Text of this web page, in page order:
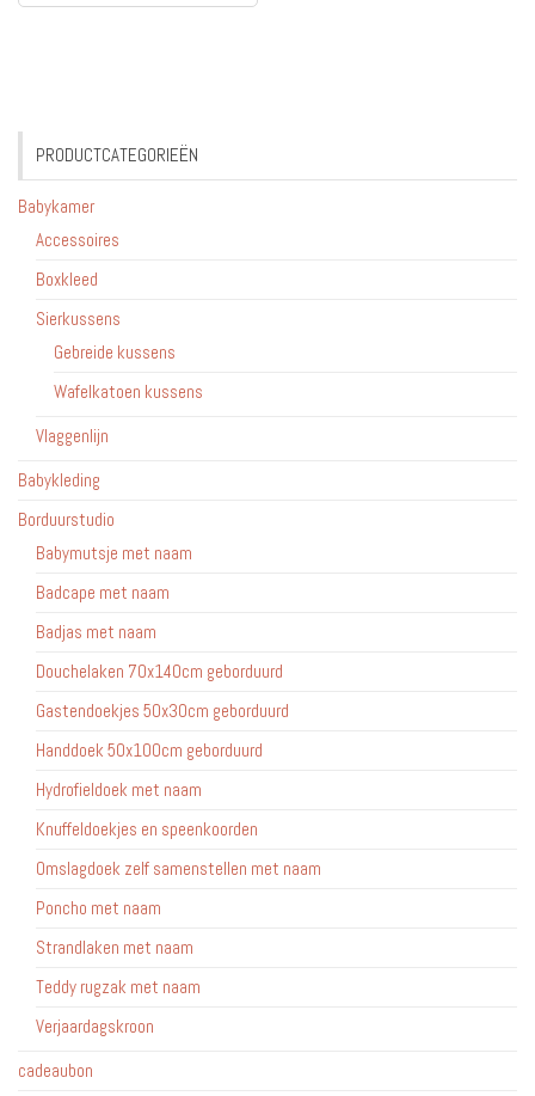
PRODUCTCATEGORIEËN
Babykamer
Accessoires
Boxkleed
Sierkussens
Gebreide kussens
Wafelkatoen kussens
Vlaggenlijn
Babykleding
Borduurstudio
Babymutsje met naam
Badcape met naam
Badjas met naam
Douchelaken 70x140cm geborduurd
Gastendoekjes 50x30cm geborduurd
Handdoek 50x100cm geborduurd
Hydrofieldoek met naam
Knuffeldoekjes en speenkoorden
Omslagdoek zelf samenstellen met naam
Poncho met naam
Strandlaken met naam
Teddy rugzak met naam
Verjaardagskroon
cadeaubon